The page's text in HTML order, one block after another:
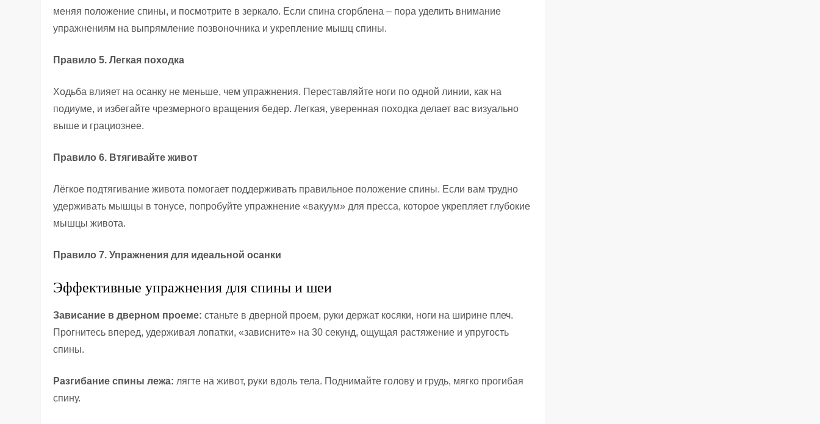
меняя положение спины, и посмотрите в зеркало. Если спина сгорблена – пора уделить внимание
упражнениям на выпрямление позвоночника и укрепление мышц спины.
Правило 5. Легкая походка
Ходьба влияет на осанку не меньше, чем упражнения. Переставляйте ноги по одной линии, как на
подиуме, и избегайте чрезмерного вращения бедер. Легкая, уверенная походка делает вас визуально
выше и грациознее.
Правило 6. Втягивайте живот
Лёгкое подтягивание живота помогает поддерживать правильное положение спины. Если вам трудно
удерживать мышцы в тонусе, попробуйте упражнение «вакуум» для пресса, которое укрепляет глубокие
мышцы живота.
Правило 7. Упражнения для идеальной осанки
Эффективные упражнения для спины и шеи
Зависание в дверном проеме: станьте в дверной проем, руки держат косяки, ноги на ширине плеч.
Прогнитесь вперед, удерживая лопатки, «зависните» на 30 секунд, ощущая растяжение и упругость
спины.
Разгибание спины лежа: лягте на живот, руки вдоль тела. Поднимайте голову и грудь, мягко прогибая
спину.